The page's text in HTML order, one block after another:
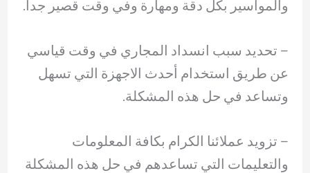
والمواسير بكل دقة ومهارة وفي وقت قصير جدا.
– ‏تحديد سبب انسداد المجاري في وقت قياسي
عن طريق استخدام أحدث الاجهزة التي تسهل
وتساعد في حل هذه المشكلة.
– ‏تزويد عملائنا الكرام بكافة المعلومات
والتعليمات التي تساعدهم في حل هذه المشكلة